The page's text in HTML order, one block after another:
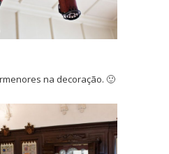
na decoração. 🙂